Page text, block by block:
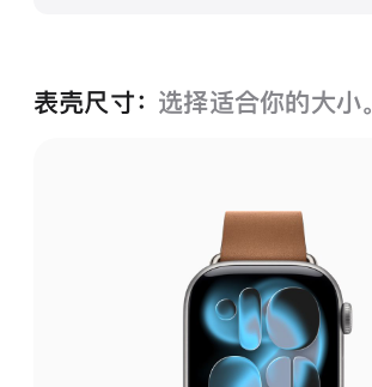
表壳尺寸： 选择适合你的大小。